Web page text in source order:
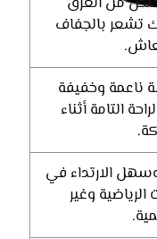
تشعر بالجفاف
ناعمة وخفيفة
التامة أثناء
الارتداء في
وغير